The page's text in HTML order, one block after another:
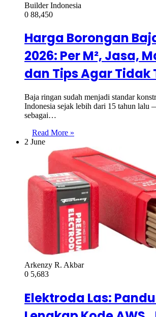
Builder Indonesia
0 88,450
Harga Borongan
2026: Per M², Jasa,
dan Tips Agar Tidak
Baja ringan sudah menjadi standar
Indonesia sejak lebih dari 15 tahun lalu
sebagai…
Read More »
2 June
Arkenzy R. Akbar
0 5,683
Elektroda Las: